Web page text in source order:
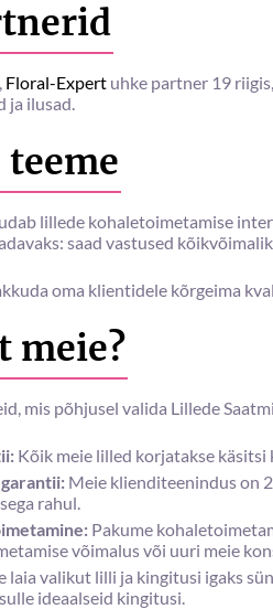
Floral-Expert uhke partner 19
ja ilusad.
lillede kohaletoimetamise
saad vastused
oma klientidele kõrgeima
meie?
mis põhjusel valida Lillede
Kõik meie lilled korjatakse
Meie klienditeenindus on
rahul.
Pakume
võimalus või uuri meie
laia valikut lilli ja kingitusi igaks
ideaalseid kingitusi.